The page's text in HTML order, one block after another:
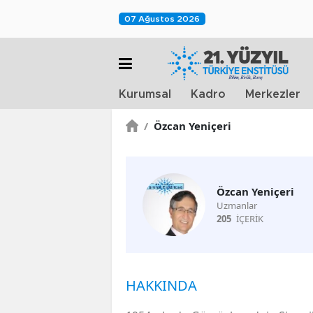
07 Ağustos 2026
Kurumsal Kadro Merkezler
/ Özcan Yeniçeri
Özcan Yeniçeri
Uzmanlar
205 İÇERİK
HAKKINDA